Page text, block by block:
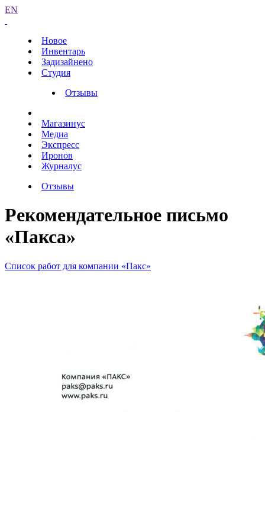
EN
Новое
Инвентарь
Задизайнено
Студия
Отзывы
Магазинус
Медиа
Экспресс
Иронов
Журналус
Отзывы
Рекомендательное письмо
«Пакса»
Список работ для компании «Пакс»